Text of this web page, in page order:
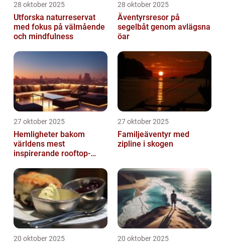
28 oktober 2025
Utforska naturreservat
med fokus på välmående
och mindfulness
28 oktober 2025
Äventyrsresor på
segelbåt genom avlägsna
öar
27 oktober 2025
Hemligheter bakom
världens mest
inspirerande rooftop-
27 oktober 2025
Familjeäventyr med
zipline i skogen
20 oktober 2025 20 oktober 2025